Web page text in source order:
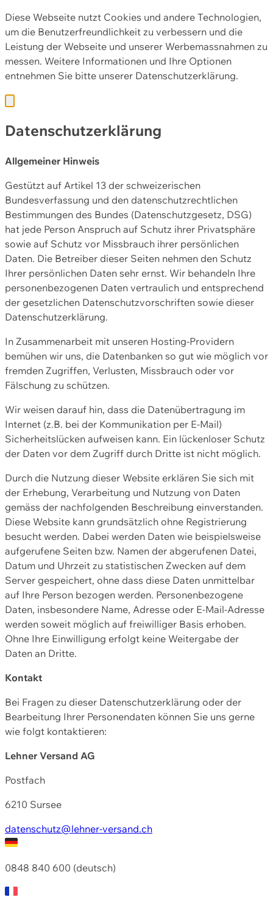
Diese Webseite nutzt Cookies und andere Technologien,
um die Benutzerfreundlichkeit zu verbessern und die
Leistung der Webseite und unserer Werbemassnahmen zu
messen. Weitere Informationen und Ihre Optionen
entnehmen Sie bitte unserer Datenschutzerklärung.
Datenschutzerklärung
Allgemeiner Hinweis
Gestützt auf Artikel 13 der schweizerischen
Bundesverfassung und den datenschutzrechtlichen
Bestimmungen des Bundes (Datenschutzgesetz, DSG)
hat jede Person Anspruch auf Schutz ihrer Privatsphäre
sowie auf Schutz vor Missbrauch ihrer persönlichen
Daten. Die Betreiber dieser Seiten nehmen den Schutz
Ihrer persönlichen Daten sehr ernst. Wir behandeln Ihre
personenbezogenen Daten vertraulich und entsprechend
der gesetzlichen Datenschutzvorschriften sowie dieser
Datenschutzerklärung.
In Zusammenarbeit mit unseren Hosting-Providern
bemühen wir uns, die Datenbanken so gut wie möglich vor
fremden Zugriffen, Verlusten, Missbrauch oder vor
Fälschung zu schützen.
Wir weisen darauf hin, dass die Datenübertragung im
Internet (z.B. bei der Kommunikation per E-Mail)
Sicherheitslücken aufweisen kann. Ein lückenloser Schutz
der Daten vor dem Zugriff durch Dritte ist nicht möglich.
Durch die Nutzung dieser Website erklären Sie sich mit
der Erhebung, Verarbeitung und Nutzung von Daten
gemäss der nachfolgenden Beschreibung einverstanden.
Diese Website kann grundsätzlich ohne Registrierung
besucht werden. Dabei werden Daten wie beispielsweise
aufgerufene Seiten bzw. Namen der abgerufenen Datei,
Datum und Uhrzeit zu statistischen Zwecken auf dem
Server gespeichert, ohne dass diese Daten unmittelbar
auf Ihre Person bezogen werden. Personenbezogene
Daten, insbesondere Name, Adresse oder E-Mail-Adresse
werden soweit möglich auf freiwilliger Basis erhoben.
Ohne Ihre Einwilligung erfolgt keine Weitergabe der
Daten an Dritte.
Kontakt
Bei Fragen zu dieser Datenschutzerklärung oder der
Bearbeitung Ihrer Personendaten können Sie uns gerne
wie folgt kontaktieren:
Lehner Versand AG
Postfach
6210 Sursee
datenschutz@lehner-versand.ch
0848 840 600 (deutsch)